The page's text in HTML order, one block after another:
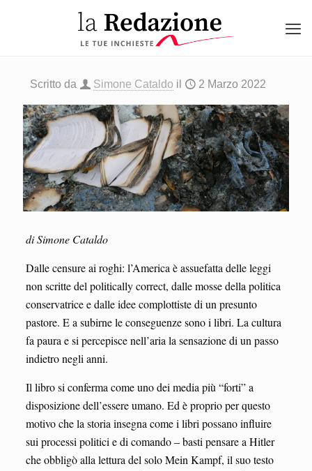
Scritto da Simone Cataldo il 2 Marzo 2022
di Simone Cataldo
Dalle censure ai roghi: l’America è assuefatta delle leggi
non scritte del politically correct, dalle mosse della politica
conservatrice e dalle idee complottiste di un presunto
pastore. E a subirne le conseguenze sono i libri. La cultura
fa paura e si percepisce nell’aria la sensazione di un passo
indietro negli anni.
Il libro si conferma come uno dei media più “forti” a
disposizione dell’essere umano. Ed è proprio per questo
motivo che la storia insegna come i libri possano influire
sui processi politici e di comando – basti pensare a Hitler
che obbligò alla lettura del solo Mein Kampf, il suo testo